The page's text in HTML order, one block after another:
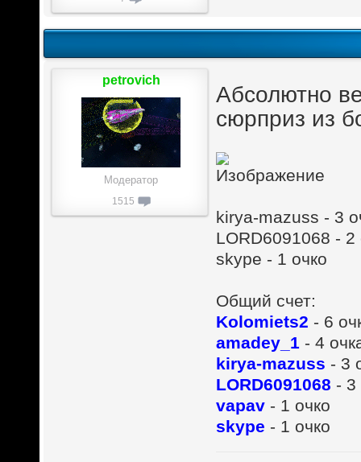
Абсолютно
сюрприз из
kirya-mazuss - 3
LORD6091068 - 2
skype - 1 очко
Общий счет:
Kolomiets2 - 6
amadey_1 - 4
kirya-mazuss - 3
LORD6091068 - 3
vapav - 1 очко
skype - 1 очко
petrovich
Модератор
1515